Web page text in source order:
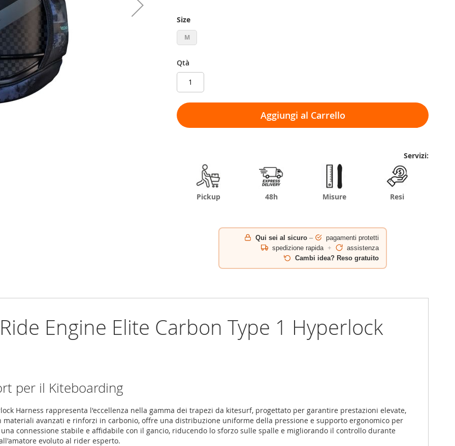
Size
M
Qtà
Aggiungi al Carrello
Servizi:
Pickup 48h Misure Resi
Qui sei al sicuro –
pagamenti protetti
spedizione rapida +
assistenza
Cambi idea? Reso gratuito
Engine Elite Carbon Type 1 Hyperlock
per il Kiteboarding
Harness rappresenta l'eccellenza nella gamma dei trapezi da kitesurf, progettato per garantire prestazioni elevate,
materiali avanzati e rinforzi in carbonio, offre una distribuzione uniforme della pressione e supporto ergonomico per
connessione stabile e affidabile con il gancio, riducendo lo sforzo sulle spalle e migliorando il controllo durante
evoluto al rider esperto.